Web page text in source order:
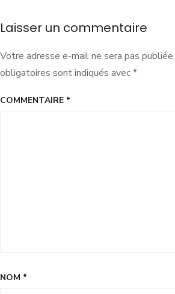
Laisser un commentaire
Votre adresse e-mail ne sera pas publiée.
obligatoires sont indiqués avec*
COMMENTAIRE *
NOM *